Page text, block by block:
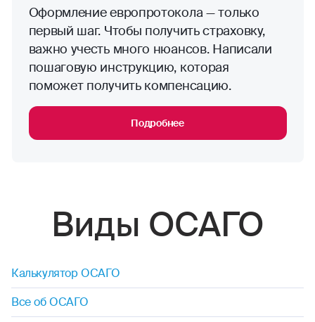
Оформление европротокола — только
первый шаг. Чтобы получить страховку,
важно учесть много нюансов. Написали
пошаговую инструкцию, которая
поможет получить компенсацию.
Подробнее
Виды ОСАГО
Калькулятор ОСАГО
Все об ОСАГО